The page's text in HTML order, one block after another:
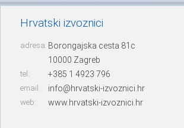
Hrvatski izvoznici
adresa: Borongajska cesta 81c
10000 Zagreb
tel: +385 1 4923 796
email: info@hrvatski-izvoznici.hr
web: www.hrvatski-izvoznici.hr